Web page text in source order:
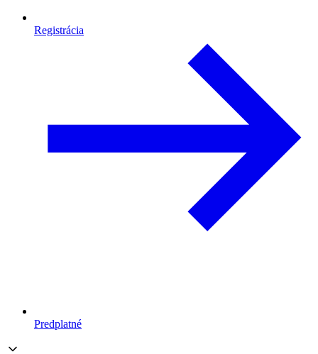
Registrácia
Predplatné